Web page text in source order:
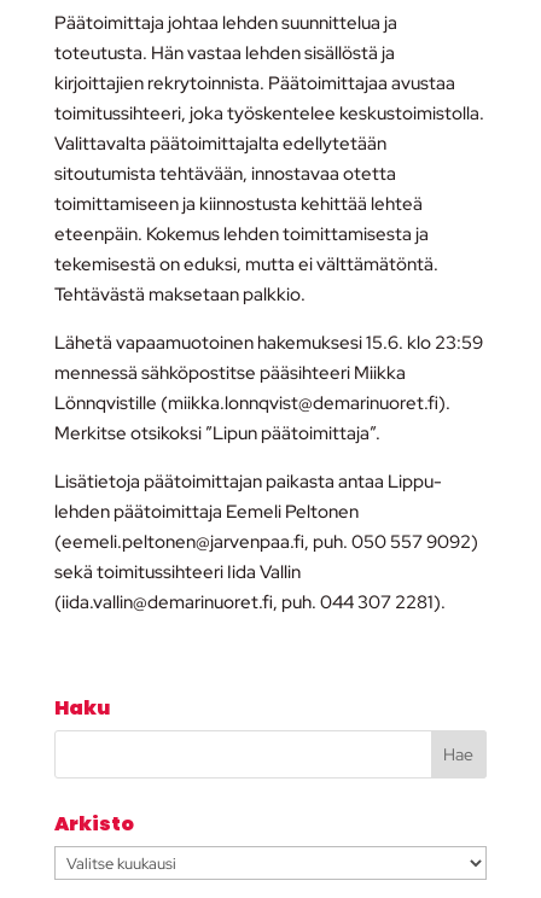
Päätoimittaja johtaa lehden suunnittelua ja
toteutusta. Hän vastaa lehden sisällöstä ja
kirjoittajien rekrytoinnista. Päätoimittajaa avustaa
toimitussihteeri, joka työskentelee keskustoimistolla.
Valittavalta päätoimittajalta edellytetään
sitoutumista tehtävään, innostavaa otetta
toimittamiseen ja kiinnostusta kehittää lehteä
eteenpäin. Kokemus lehden toimittamisesta ja
tekemisestä on eduksi, mutta ei välttämätöntä.
Tehtävästä maksetaan palkkio.
Lähetä vapaamuotoinen hakemuksesi 15.6. klo 23:59
mennessä sähköpostitse pääsihteeri Miikka
Lönnqvistille (miikka.lonnqvist@demarinuoret.fi).
Merkitse otsikoksi ”Lipun päätoimittaja”.
Lisätietoja päätoimittajan paikasta antaa Lippu-
lehden päätoimittaja Eemeli Peltonen
(eemeli.peltonen@jarvenpaa.fi, puh. 050 557 9092)
sekä toimitussihteeri Iida Vallin
(iida.vallin@demarinuoret.fi, puh. 044 307 2281).
Haku
Arkisto
Arkisto